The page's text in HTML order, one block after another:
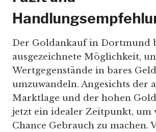
Der Goldankauf in Dortmund
ausgezeichnete Möglichkeit,
Wertgegenstände in bares Geld
umzuwandeln. Angesichts der
Marktlage und der hohen
jetzt ein idealer Zeitpunkt, um
Chance Gebrauch zu machen.